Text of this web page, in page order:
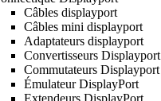
Câbles displayport
Câbles mini displayport
Adaptateurs displayport
Convertisseurs Displayport
Commutateurs Displayport
Émulateur DisplayPort
Extendeurs DisplayPort